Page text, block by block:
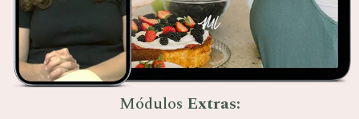
Módulos Extras: